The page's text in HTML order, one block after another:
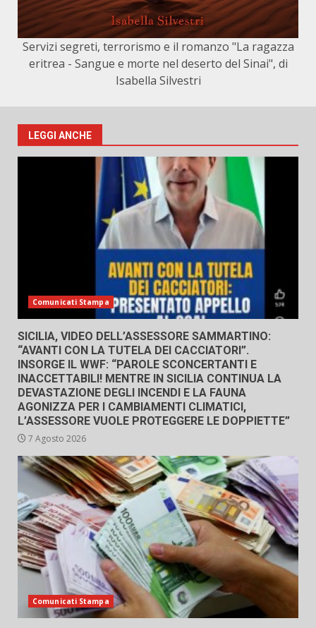
Servizi segreti, terrorismo e il romanzo "La ragazza
eritrea - Sangue e morte nel deserto del Sinai", di
Isabella Silvestri
LEGGI ANCHE
Comunicati Stampa
SICILIA, VIDEO DELL’ASSESSORE SAMMARTINO:
“AVANTI CON LA TUTELA DEI CACCIATORI”.
INSORGE IL WWF: “PAROLE SCONCERTANTI E
INACCETTABILI! MENTRE IN SICILIA CONTINUA LA
DEVASTAZIONE DEGLI INCENDI E LA FAUNA
AGONIZZA PER I CAMBIAMENTI CLIMATICI,
L’ASSESSORE VUOLE PROTEGGERE LE DOPPIETTE”
7 Agosto 2026
Comunicati Stampa